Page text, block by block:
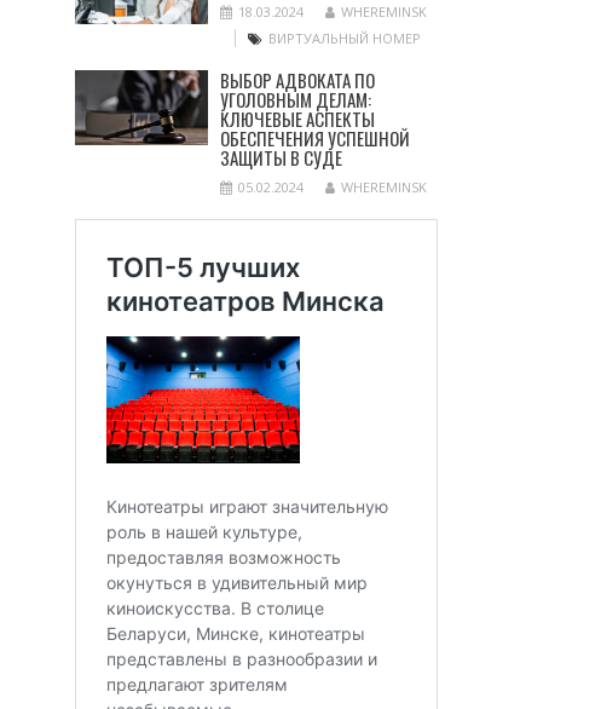
18.03.2024
WHEREMINSK
ВИРТУАЛЬНЫЙ НОМЕР
ВЫБОР АДВОКАТА ПО
УГОЛОВНЫМ ДЕЛАМ:
КЛЮЧЕВЫЕ АСПЕКТЫ
ОБЕСПЕЧЕНИЯ УСПЕШНОЙ
ЗАЩИТЫ В СУДЕ
05.02.2024 WHEREMINSK